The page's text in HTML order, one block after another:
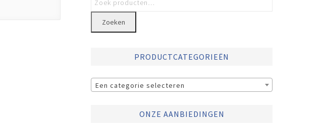
Zoeken
PRODUCTCATEGORIEËN
Een categorie selecteren
ONZE AANBIEDINGEN